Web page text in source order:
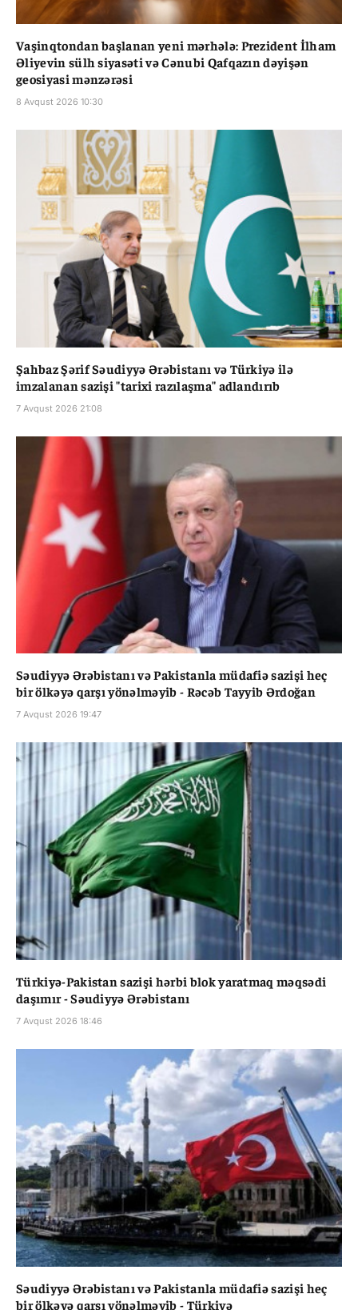
Vaşinqtondan başlanan yeni mərhələ: Prezident İlham
Əliyevin sülh siyasəti və Cənubi Qafqazın dəyişən
geosiyasi mənzərəsi
8 Avqust 2026 10:30
Şahbaz Şərif Səudiyyə Ərəbistanı və Türkiyə ilə
imzalanan sazişi "tarixi razılaşma" adlandırıb
7 Avqust 2026 21:08
Səudiyyə Ərəbistanı və Pakistanla müdafiə sazişi heç
bir ölkəyə qarşı yönəlməyib - Rəcəb Tayyib Ərdoğan
7 Avqust 2026 19:47
Türkiyə-Pakistan sazişi hərbi blok yaratmaq məqsədi
daşımır - Səudiyyə Ərəbistanı
7 Avqust 2026 18:46
Səudiyyə Ərəbistanı və Pakistanla müdafiə sazişi heç
bir ölkəyə qarşı yönəlməyib - Türkiyə